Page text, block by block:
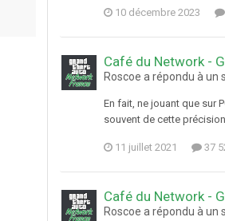
10 décembre 2023
Café du Network -
Roscoe a répondu à un
En fait, ne jouant que sur
souvent de cette
11 juillet 2021 37
Café du Network -
Roscoe a répondu à un